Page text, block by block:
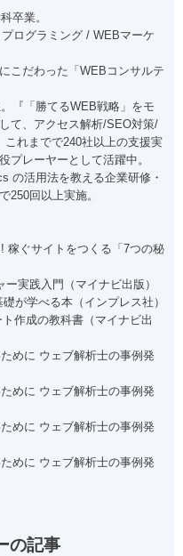
卒業。
ログラミング / WEBマーケ
こだわった「WEBコンサルテ
『「勝てるWEB戦略」をモ
て、アクセス解析/SEO対策/
れまでで240社以上の支援実
プレーヤーとして活躍中。
の活用法を教える企業研修・
250回以上実施。
稼ぐサイトをつくる「7つの秘
実践入門（マイナビ出版）
が学べる本（インプレス社）
作成の教科書（マイナビ出
めに ウェブ解析士の事例発
めに ウェブ解析士の事例発
めに ウェブ解析士の事例発
めに ウェブ解析士の事例発
の記事